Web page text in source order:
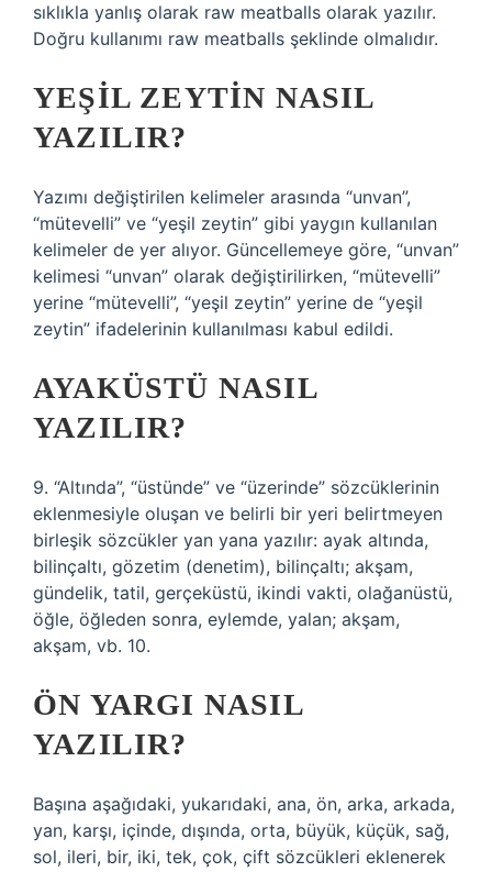
sıklıkla yanlış olarak raw meatballs olarak yazılır.
Doğru kullanımı raw meatballs şeklinde olmalıdır.
YEŞIL ZEYTIN NASIL
YAZILIR?
Yazımı değiştirilen kelimeler arasında “unvan”,
“mütevelli” ve “yeşil zeytin” gibi yaygın kullanılan
kelimeler de yer alıyor. Güncellemeye göre, “unvan”
kelimesi “unvan” olarak değiştirilirken, “mütevelli”
yerine “mütevelli”, “yeşil zeytin” yerine de “yeşil
zeytin” ifadelerinin kullanılması kabul edildi.
AYAKÜSTÜ NASIL
YAZILIR?
9. “Altında”, “üstünde” ve “üzerinde” sözcüklerinin
eklenmesiyle oluşan ve belirli bir yeri belirtmeyen
birleşik sözcükler yan yana yazılır: ayak altında,
bilinçaltı, gözetim (denetim), bilinçaltı; akşam,
gündelik, tatil, gerçeküstü, ikindi vakti, olağanüstü,
öğle, öğleden sonra, eylemde, yalan; akşam,
akşam, vb. 10.
ÖN YARGI NASIL
YAZILIR?
Başına aşağıdaki, yukarıdaki, ana, ön, arka, arkada,
yan, karşı, içinde, dışında, orta, büyük, küçük, sağ,
sol, ileri, bir, iki, tek, çok, çift sözcükleri eklenerek